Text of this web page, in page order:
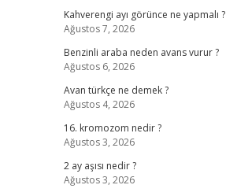
Kahverengi ayı görünce ne yapmalı ?
Ağustos 7, 2026
Benzinli araba neden avans vurur ?
Ağustos 6, 2026
Avan türkçe ne demek ?
Ağustos 4, 2026
16. kromozom nedir ?
Ağustos 3, 2026
2 ay aşısı nedir ?
Ağustos 3, 2026